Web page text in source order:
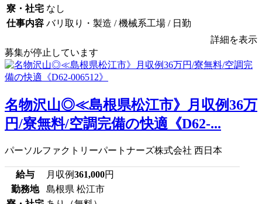
寮・社宅 なし
仕事内容 バリ取り・製造 / 機械系工場 / 日勤
詳細を表示
募集が停止しています
名物沢山◎≪島根県松江市》月収例36万
円/寮無料/空調完備の快適《D62-...
パーソルファクトリーパートナーズ株式会社 西日本
給与 月収例361,000円
勤務地
島根県 松江市